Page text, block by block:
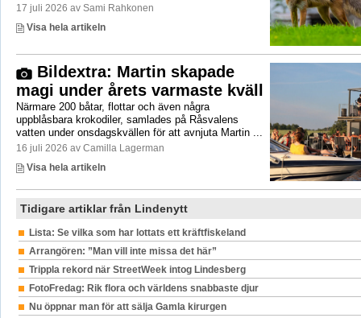
17 juli 2026 av Sami Rahkonen
Visa hela artikeln
Bildextra: Martin skapade
magi under årets varmaste kväll
Närmare 200 båtar, flottar och även några
uppblåsbara krokodiler, samlades på Råsvalens
vatten under onsdagskvällen för att avnjuta Martin ...
16 juli 2026 av Camilla Lagerman
Visa hela artikeln
Tidigare artiklar från Lindenytt
Lista: Se vilka som har lottats ett kräftfiskeland
Arrangören: ”Man vill inte missa det här”
Trippla rekord när StreetWeek intog Lindesberg
FotoFredag: Rik flora och världens snabbaste djur
Nu öppnar man för att sälja Gamla kirurgen